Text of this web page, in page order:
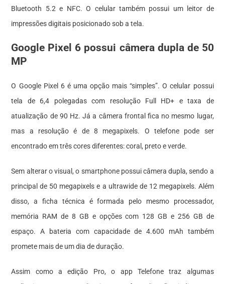
Bluetooth 5.2 e NFC. O celular também possui um leitor de
impressões digitais posicionado sob a tela.
Google Pixel 6 possui câmera dupla de 50
MP
O Google Pixel 6 é uma opção mais “simples”. O celular possui
tela de 6,4 polegadas com resolução Full HD+ e taxa de
atualização de 90 Hz. Já a câmera frontal fica no mesmo lugar,
mas a resolução é de 8 megapixels. O telefone pode ser
encontrado em três cores diferentes: coral, preto e verde.
Sem alterar o visual, o smartphone possui câmera dupla, sendo a
principal de 50 megapixels e a ultrawide de 12 megapixels. Além
disso, a ficha técnica é formada pelo mesmo processador,
memória RAM de 8 GB e opções com 128 GB e 256 GB de
espaço. A bateria com capacidade de 4.600 mAh também
promete mais de um dia de duração.
Assim como a edição Pro, o app Telefone traz algumas